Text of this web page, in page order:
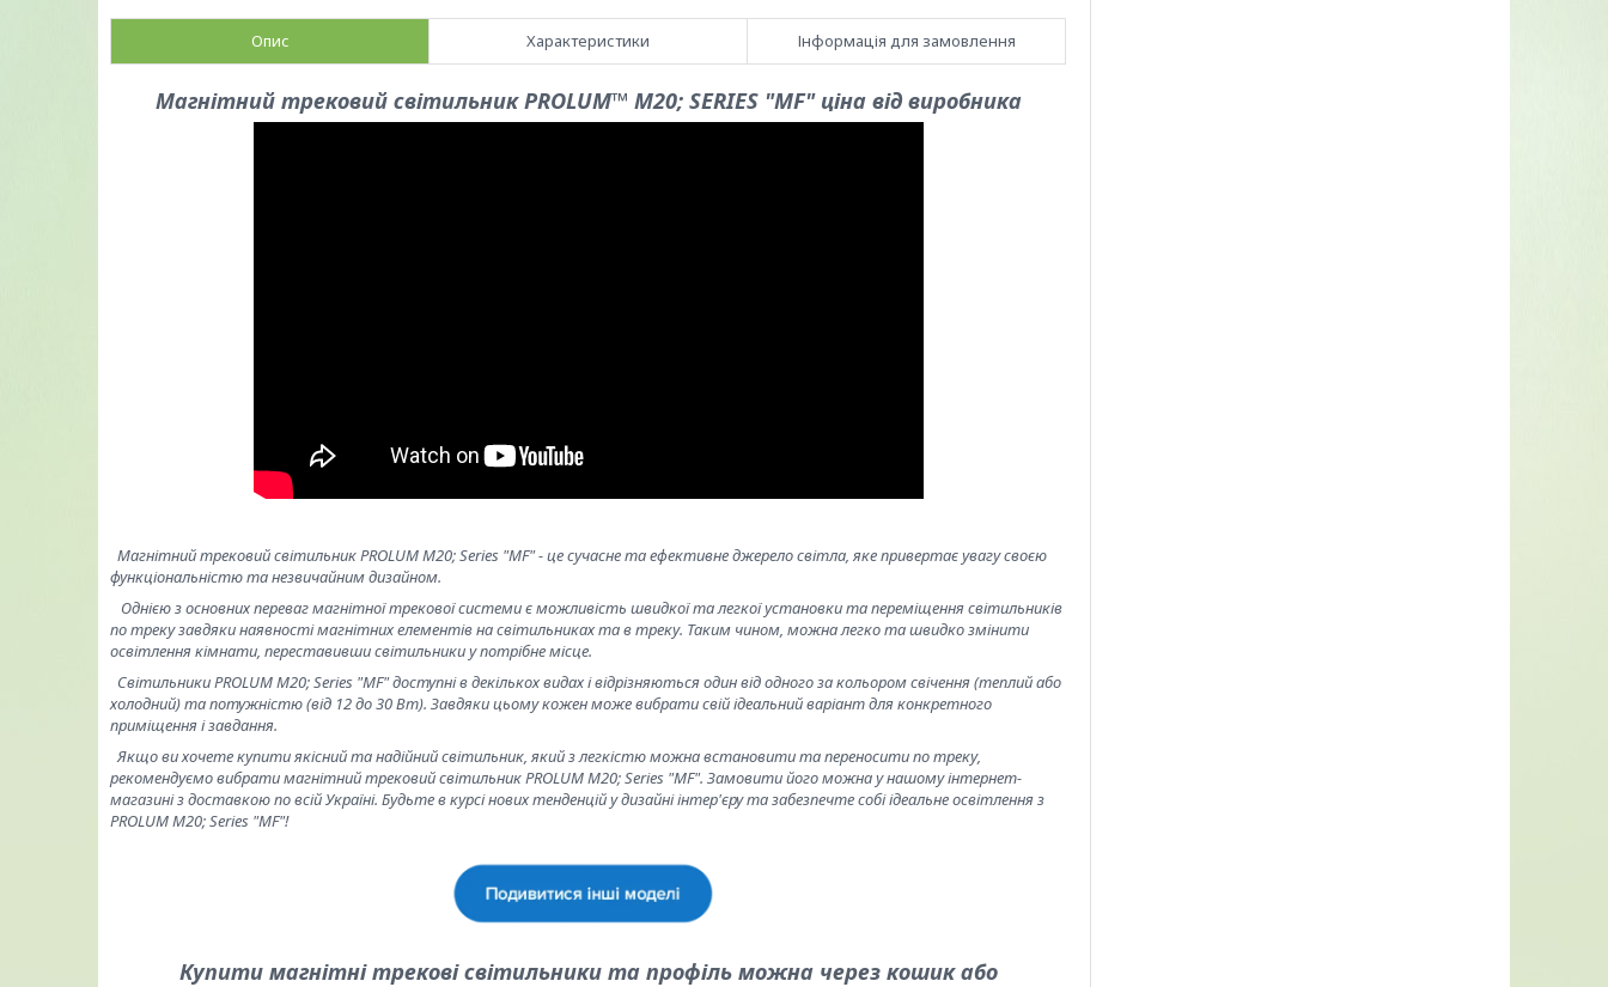
Опис Характеристики Інформація для замовлення
Магнітний трековий світильник PROLUM™ M20; SERIES "MF" ціна від виробника
Магнітний трековий світильник PROLUM M20; Series "MF" - це сучасне та ефективне джерело світла, яке привертає увагу своєю
функціональністю та незвичайним дизайном.
Однією з основних переваг магнітної трекової системи є можливість швидкої та легкої установки та переміщення світильників
по треку завдяки наявності магнітних елементів на світильниках та в треку. Таким чином, можна легко та швидко змінити
освітлення кімнати, переставивши світильники у потрібне місце.
Світильники PROLUM M20; Series "MF" доступні в декількох видах і відрізняються один від одного за кольором свічення (теплий або
холодний) та потужністю (від 12 до 30 Вт). Завдяки цьому кожен може вибрати свій ідеальний варіант для конкретного
приміщення і завдання.
Якщо ви хочете купити якісний та надійний світильник, який з легкістю можна встановити та переносити по треку,
рекомендуємо вибрати магнітний трековий світильник PROLUM M20; Series "MF". Замовити його можна у нашому інтернет-
магазині з доставкою по всій Україні. Будьте в курсі нових тенденцій у дизайні інтер'єру та забезпечте собі ідеальне освітлення з
PROLUM M20; Series "MF"!
Купити магнітні трекові світильники та профіль можна через кошик або